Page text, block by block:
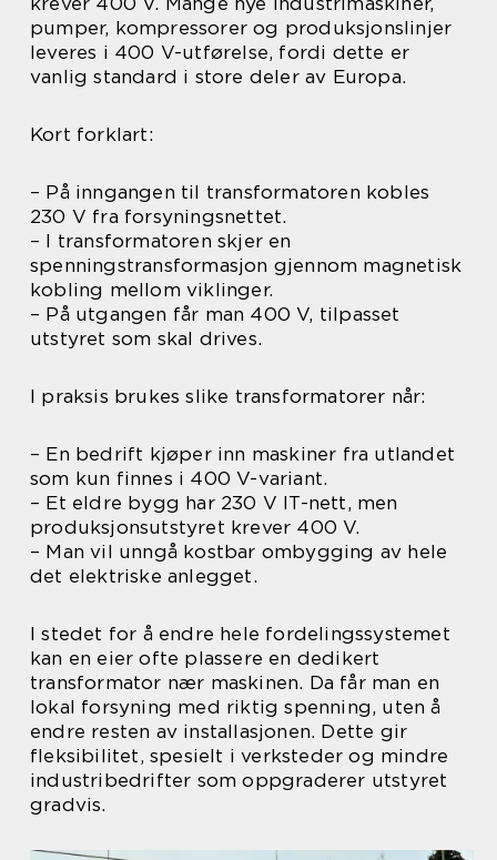
pumper, kompressorer og produksjonslinjer
leveres i 400 V-utførelse, fordi dette er
vanlig standard i store deler av Europa.
Kort forklart:
– På inngangen til transformatoren kobles
230 V fra forsyningsnettet.
– I transformatoren skjer en
spenningstransformasjon gjennom magnetisk
kobling mellom viklinger.
– På utgangen får man 400 V, tilpasset
utstyret som skal drives.
I praksis brukes slike transformatorer når:
– En bedrift kjøper inn maskiner fra utlandet
som kun finnes i 400 V-variant.
– Et eldre bygg har 230 V IT-nett, men
produksjonsutstyret krever 400 V.
– Man vil unngå kostbar ombygging av hele
det elektriske anlegget.
I stedet for å endre hele fordelingssystemet
kan en eier ofte plassere en dedikert
transformator nær maskinen. Da får man en
lokal forsyning med riktig spenning, uten å
endre resten av installasjonen. Dette gir
fleksibilitet, spesielt i verksteder og mindre
industribedrifter som oppgraderer utstyret
gradvis.